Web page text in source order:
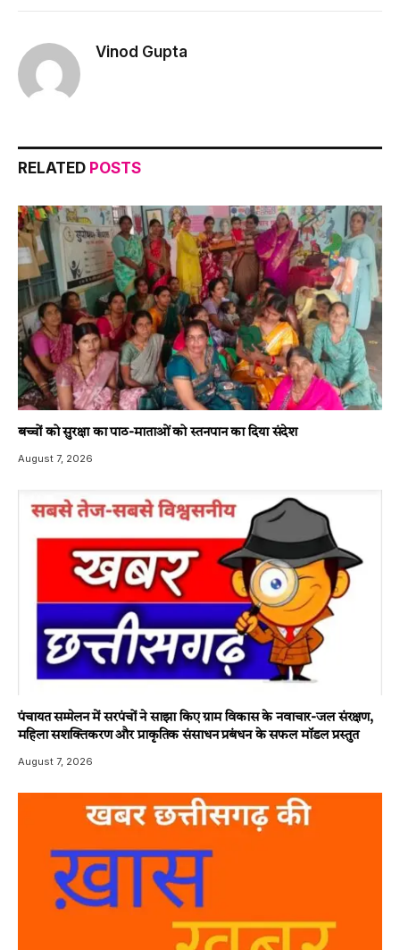
Vinod Gupta
RELATED POSTS
बच्चों को सुरक्षा का पाठ-माताओं को स्तनपान का दिया संदेश
August 7, 2026
पंचायत सम्मेलन में सरपंचों ने साझा किए ग्राम विकास के नवाचार-जल संरक्षण,
महिला सशक्तिकरण और प्राकृतिक संसाधन प्रबंधन के सफल मॉडल प्रस्तुत
August 7, 2026